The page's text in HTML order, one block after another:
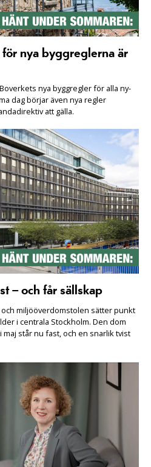
nya byggreglerna är
nya byggregler för alla ny-
dag börjar även nya regler
att gälla.
– och får sällskap
miljööverdomstolen sätter punkt
i centrala Stockholm. Den dom
står nu fast, och en snarlik tvist